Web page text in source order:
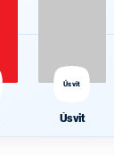
Úsvit
Úsvit